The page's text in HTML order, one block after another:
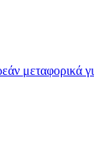
μεταφορικά